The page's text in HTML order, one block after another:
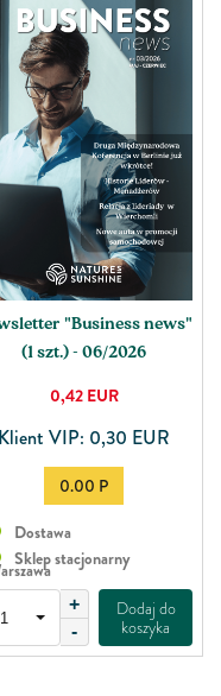
"Business news"
(1 szt.) - 06/2026
0,42 EUR
Klient VIP: 0,30 EUR
0.00 P
Dostawa
Sklep stacjonarny
+
-
Dodaj do
koszyka